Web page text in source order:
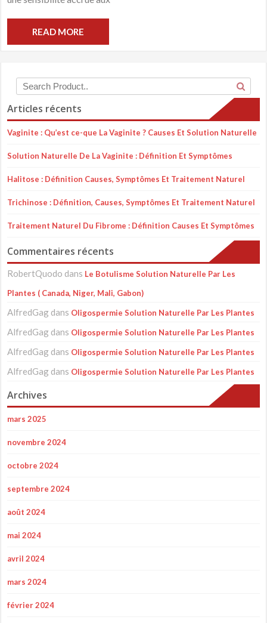
READ MORE
Articles récents
Vaginite : Qu’est ce-que La Vaginite ? Causes Et Solution Naturelle
Solution Naturelle De La Vaginite : Définition Et Symptômes
Halitose : Définition Causes, Symptômes Et Traitement Naturel
Trichinose : Définition, Causes, Symptômes Et Traitement Naturel
Traitement Naturel Du Fibrome : Définition Causes Et Symptômes
Commentaires récents
RobertQuodo dans Le Botulisme Solution Naturelle Par Les
Plantes ( Canada, Niger, Mali, Gabon)
AlfredGag dans Oligospermie Solution Naturelle Par Les Plantes
AlfredGag dans Oligospermie Solution Naturelle Par Les Plantes
AlfredGag dans Oligospermie Solution Naturelle Par Les Plantes
AlfredGag dans Oligospermie Solution Naturelle Par Les Plantes
Archives
mars 2025
novembre 2024
octobre 2024
septembre 2024
août 2024
mai 2024
avril 2024
mars 2024
février 2024